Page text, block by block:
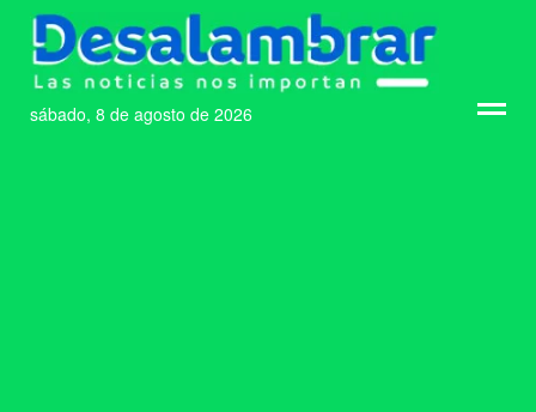
sábado, 8 de agosto de 2026